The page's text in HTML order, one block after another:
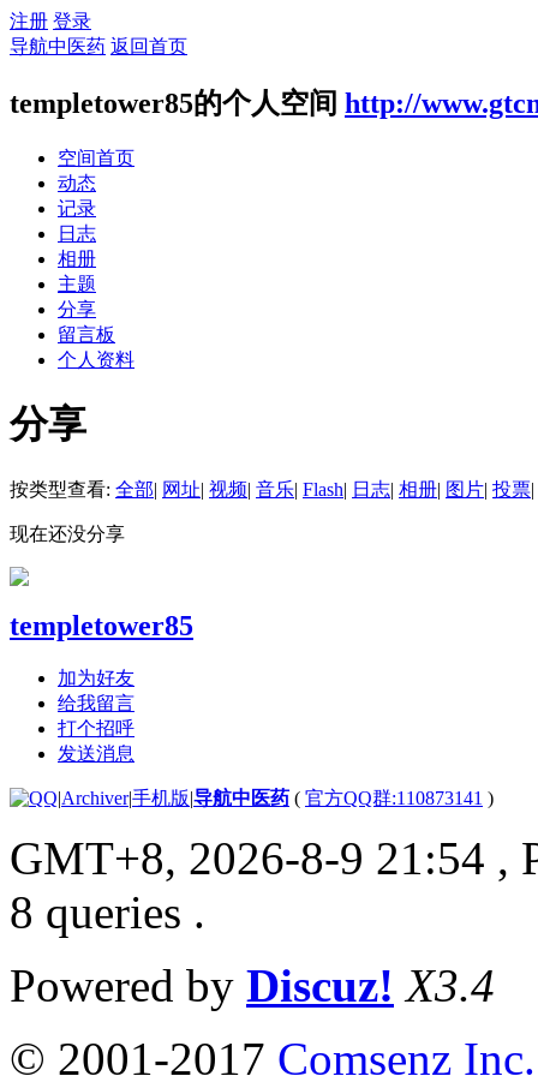
注册 登录
导航中医药 返回首页
templetower85的个人空间 http://
空间首页
动态
记录
日志
相册
主题
分享
留言板
个人资料
分享
按类型查看: 全部| 网址| 视频| 音乐| Flash| 日志| 相册| 图片| 投票|
现在还没分享
templetower85
加为好友
给我留言
打个招呼
发送消息
|Archiver|手机版|导航中医药 ( 官方QQ群:110873141 )
GMT+8, 2026-8-9 21:54 ,
8 queries .
Powered by Discuz! X3.4
© 2001-2017 Comsenz Inc.